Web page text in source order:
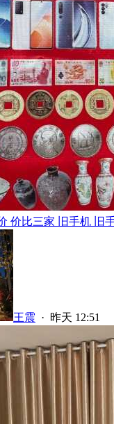
价比三家 旧手机 旧
王震 · 昨天 12:51